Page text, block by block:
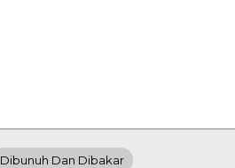
Dibunuh Dan Dibakar